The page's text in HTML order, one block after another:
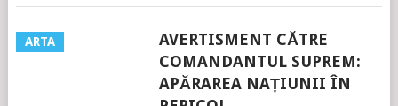
ARTA
AVERTISMENT CĂTRE
COMANDANTUL SUPREM:
APĂRAREA NAȚIUNII ÎN